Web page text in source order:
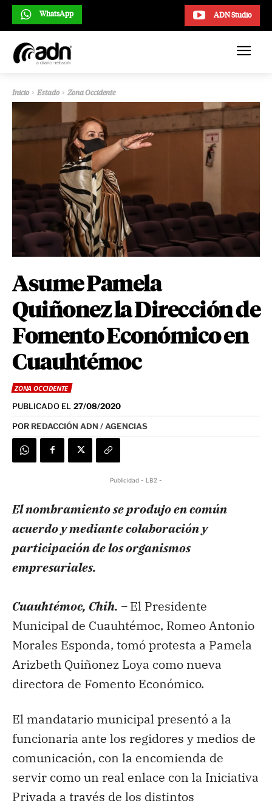
ADN Studio
WhatsApp
Inicio Estado Zona Occidente
Asume Pamela
Quiñonez la Dirección de
Fomento Económico en
Cuauhtémoc
ZONA OCCIDENTE
PUBLICADO EL 27/08/2020
POR REDACCIÓN ADN / AGENCIAS
Publicidad - LB2 -
El nombramiento se produjo en común
acuerdo y mediante colaboración y
participación de los organismos
empresariales.
Cuauhtémoc, Chih. –El Presidente
Municipal de Cuauhtémoc, Romeo Antonio
Morales Esponda, tomó protesta a Pamela
Arizbeth Quiñonez Loya como nueva
directora de Fomento Económico.
El mandatario municipal presentó a la
funcionaria ante los regidores y medios de
comunicación, con la encomienda de
servir como un real enlace con la Iniciativa
Privada a través de los distintos